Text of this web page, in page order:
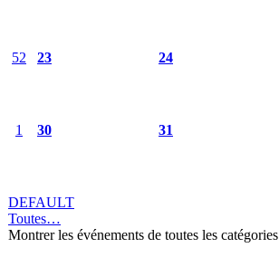
52 23 24
1 30
31
DEFAULT
Toutes…
Montrer les événements de toutes les catégories